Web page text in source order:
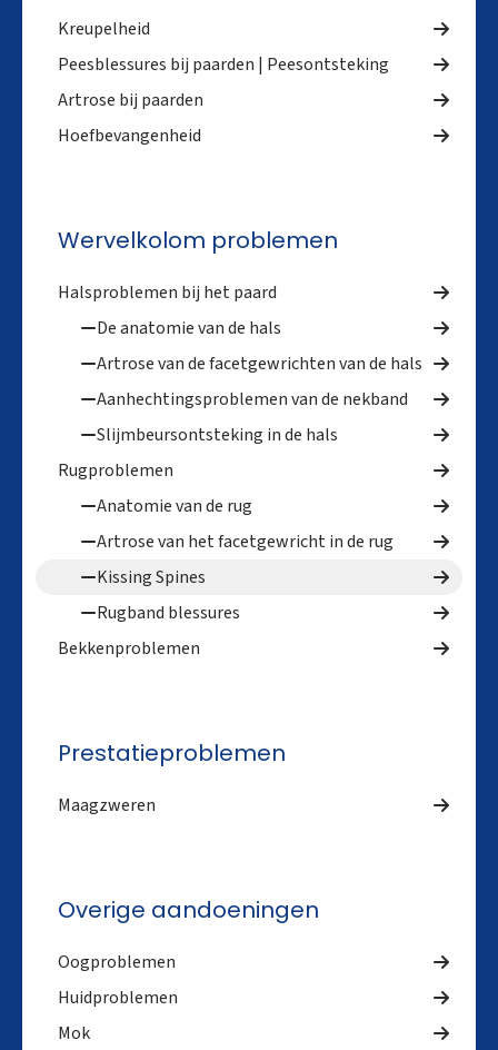
Kreupelheid
Peesblessures bij paarden | Peesontsteking
Artrose bij paarden
Hoefbevangenheid
Wervelkolom problemen
Halsproblemen bij het paard
De anatomie van de hals
Artrose van de facetgewrichten van de hals
Aanhechtingsproblemen van de nekband
Slijmbeursontsteking in de hals
Rugproblemen
Anatomie van de rug
Artrose van het facetgewricht in de rug
Kissing Spines
Rugband blessures
Bekkenproblemen
Prestatieproblemen
Maagzweren
Overige aandoeningen
Oogproblemen
Huidproblemen
Mok